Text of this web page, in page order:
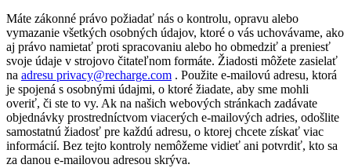
Máte zákonné právo požiadať nás o kontrolu, opravu alebo
vymazanie všetkých osobných údajov, ktoré o vás uchovávame, ako
aj právo namietať proti spracovaniu alebo ho obmedziť a preniesť
svoje údaje v strojovo čitateľnom formáte. Žiadosti môžete zasielať
na adresu privacy@recharge.com . Použite e-mailovú adresu, ktorá
je spojená s osobnými údajmi, o ktoré žiadate, aby sme mohli
overiť, či ste to vy. Ak na našich webových stránkach zadávate
objednávky prostredníctvom viacerých e-mailových adries, odošlite
samostatnú žiadosť pre každú adresu, o ktorej chcete získať viac
informácií. Bez tejto kontroly nemôžeme vidieť ani potvrdiť, kto sa
za danou e-mailovou adresou skrýva.